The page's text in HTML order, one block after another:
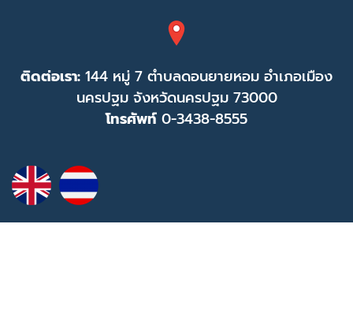
ติดต่อเรา: 144 หมู่ 7 ตำบลดอนยายหอม อำเภอเมือง
นครปฐม จังหวัดนครปฐม 73000
โทรศัพท์ 0-3438-8555